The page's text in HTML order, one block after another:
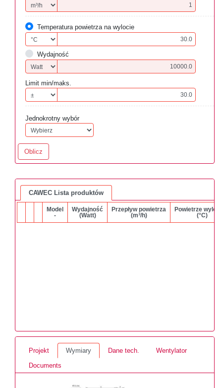
Temperatura powietrza na wylocie
Wydajność
Limit min/maks.
Jednokrotny wybór
Oblicz
CAWEC Lista produktów
Model
-
Wydajność
(Watt)
Przepływ powietrza
(m³/h)
Powietrze
(°C)
Projekt Wymiary Dane tech.
Wentylator
Documents